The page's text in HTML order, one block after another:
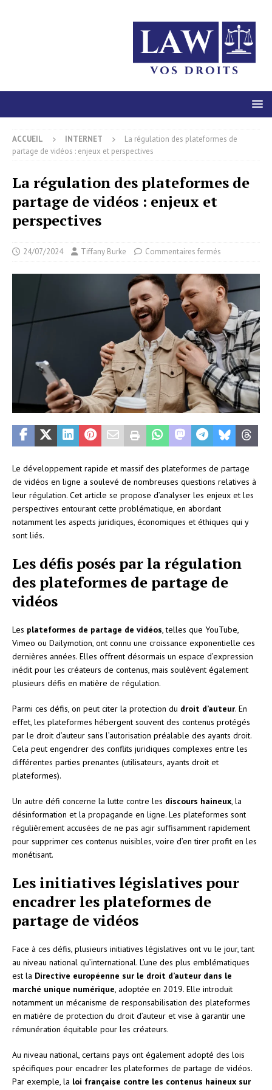
ACCUEIL INTERNET
La régulation des plateformes de
partage de vidéos : enjeux et perspectives
La régulation des plateformes de
partage de vidéos : enjeux et
perspectives
24/07/2024 Tiffany Burke Commentaires fermés
Le développement rapide et massif des plateformes de partage
de vidéos en ligne a soulevé de nombreuses questions relatives à
leur régulation. Cet article se propose d’analyser les enjeux et les
perspectives entourant cette problématique, en abordant
notamment les aspects juridiques, économiques et éthiques qui y
sont liés.
Les défis posés par la régulation
des plateformes de partage de
vidéos
Les plateformes de partage de vidéos, telles que YouTube,
Vimeo ou Dailymotion, ont connu une croissance exponentielle ces
dernières années. Elles offrent désormais un espace d’expression
inédit pour les créateurs de contenus, mais soulèvent également
plusieurs défis en matière de régulation.
Parmi ces défis, on peut citer la protection du droit d’auteur. En
effet, les plateformes hébergent souvent des contenus protégés
par le droit d’auteur sans l’autorisation préalable des ayants droit.
Cela peut engendrer des conflits juridiques complexes entre les
différentes parties prenantes (utilisateurs, ayants droit et
plateformes).
Un autre défi concerne la lutte contre les discours haineux, la
désinformation et la propagande en ligne. Les plateformes sont
régulièrement accusées de ne pas agir suffisamment rapidement
pour supprimer ces contenus nuisibles, voire d’en tirer profit en les
monétisant.
Les initiatives législatives pour
encadrer les plateformes de
partage de vidéos
Face à ces défis, plusieurs initiatives législatives ont vu le jour, tant
au niveau national qu’international. L’une des plus emblématiques
est la Directive européenne sur le droit d’auteur dans le
marché unique numérique, adoptée en 2019. Elle introduit
notamment un mécanisme de responsabilisation des plateformes
en matière de protection du droit d’auteur et vise à garantir une
rémunération équitable pour les créateurs.
Au niveau national, certains pays ont également adopté des lois
spécifiques pour encadrer les plateformes de partage de vidéos.
Par exemple, la loi française contre les contenus haineux sur